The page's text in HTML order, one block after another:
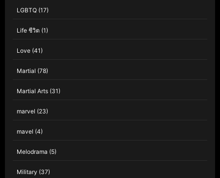
LGBTQ (17)
Life ชีวิต (1)
Love (41)
Martial (78)
Martial Arts (31)
marvel (23)
mavel (4)
Melodrama (5)
Military (37)